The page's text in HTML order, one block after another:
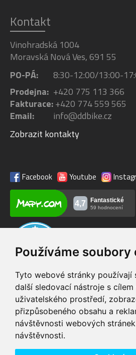
Používáme soubory
Tyto webové stránky používají
další sledovací nástroje s cílem
uživatelského prostředí,
přizpůsobeného obsahu a
návštěvnosti webových
návštěvnosti.
Kontakt
Vinohradská 1004
Moravská Nová Ves, 691 55
PO-PÁ:
8:30-12:00/13:00-
Prodejna: +420 775 113 366
Fakturace:+420 774 559 565
Email:
info@ddbike.cz
Zobrazit kontakty
Facebook Youtube
VIP servis
na zakoupená
elektrokola
Doprava ZDARMA
pro objednávky nad 1600